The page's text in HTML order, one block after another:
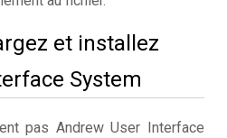
et installez
System
pas Andrew User Interface